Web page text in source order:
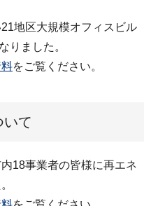
地区大規模オフィスビル
りました。
をご覧ください。
て
18事業者の皆様に再エネ